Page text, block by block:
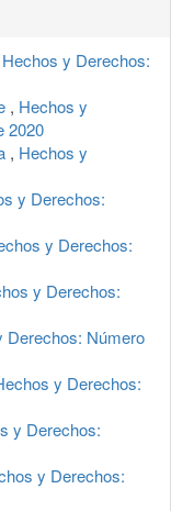
Hechos y Derechos:
, Hechos y
2020
, Hechos y
y Derechos:
y Derechos:
y Derechos:
Derechos: Número
y Derechos:
y Derechos:
y Derechos: